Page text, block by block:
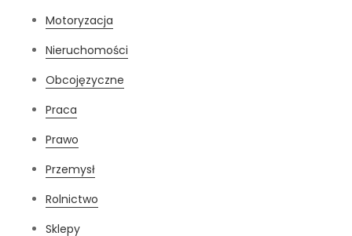
Motoryzacja
Nieruchomości
Obcojęzyczne
Praca
Prawo
Przemysł
Rolnictwo
Sklepy